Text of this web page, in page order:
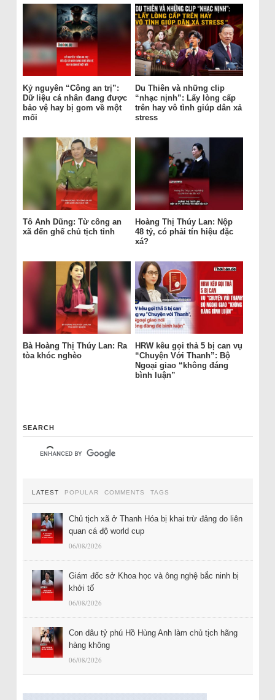
Kỷ nguyên “Công an trị”:
Dữ liệu cá nhân đang được
bảo vệ hay bị gom về một
mối
Du Thiên và những clip
“nhạc nịnh”: Lấy lòng cấp
trên hay vô tình giúp dân xả
stress
Tô Anh Dũng: Từ công an
xã đến ghế chủ tịch tỉnh
Hoàng Thị Thúy Lan: Nộp
48 tỷ, có phải tín hiệu đặc
xá?
Bà Hoàng Thị Thúy Lan: Ra
tòa khóc nghèo
HRW kêu gọi thả 5 bị can vụ
“Chuyện Với Thanh”: Bộ
Ngoại giao “không đáng
bình luận”
SEARCH
LATEST POPULAR COMMENTS TAGS
Chủ tịch xã ở Thanh Hóa bị khai trừ đảng do liên
quan cá độ world cup
06/08/2026
Giám đốc sở Khoa học và ông nghệ bắc ninh bị
khởi tố
06/08/2026
Con dâu tỷ phú Hồ Hùng Anh làm chủ tịch hãng
hàng không
06/08/2026